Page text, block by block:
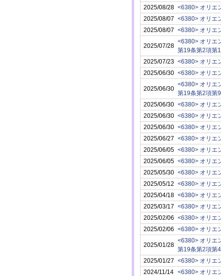
2025/08/28 <6380> オリエ
2025/08/07 <6380> オリエ
2025/08/07 <6380> オリエ
2025/07/28
<6380> オリエ
第19条第2項第12
2025/07/23 <6380> オリエ
2025/06/30 <6380> オリエ
2025/06/30
<6380> オリエ
第19条第2項第
2025/06/30 <6380> オリエ
2025/06/30 <6380> オリエ
2025/06/30 <6380> オリエ
2025/06/27 <6380> オリエ
2025/06/05 <6380> オリエ
2025/06/05 <6380> オリエ
2025/05/30 <6380> オリエ
2025/05/12 <6380> オリエ
2025/04/18 <6380> オリエ
2025/03/17 <6380> オリエ
2025/02/06 <6380> オリエ
2025/02/06 <6380> オリエ
2025/01/28
<6380> オリエ
第19条第2項第
2025/01/27 <6380> オリエ
2024/11/14 <6380> オリエ